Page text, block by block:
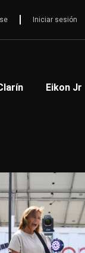
Iniciar sesión
Eikon Jr